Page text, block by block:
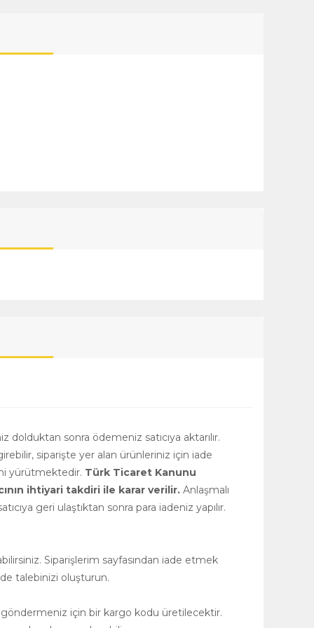
dolduktan sonra ödemeniz satıcıya aktarılır.
siparişte yer alan ürünleriniz için iade
yürütmektedir. Türk Ticaret Kanunu
ihtiyari takdiri ile karar verilir. Anlaşmalı
geri ulaştıktan sonra para iadeniz yapılır.
Siparişlerim sayfasından iade etmek
talebinizi oluşturun.
için bir kargo kodu üretilecektir.